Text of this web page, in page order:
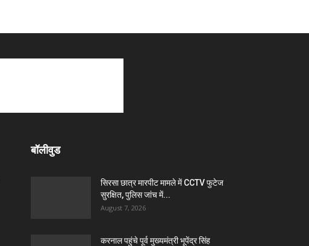
बॉलीवुड
सिरसा छात्र मारपीट मामले में CCTV फुटेज
सुरक्षित, पुलिस जांच में...
August 7, 2026
करनाल पहुंचे पूर्व मुख्यमंत्री भूपेंद्र सिंह